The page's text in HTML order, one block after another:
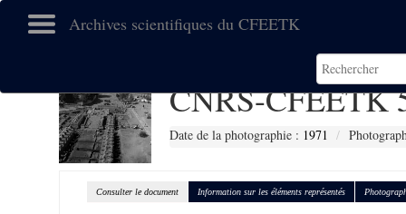
Archives scientifiques du CFEETK
CNRS-CFEETK
Date de la photographie : 1971
Consulter le document Information sur les éléments représentés